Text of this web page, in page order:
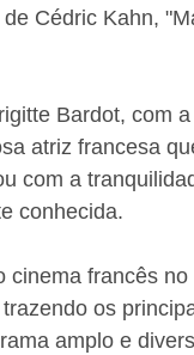
Cédric Kahn,
Bardot, com
atriz francesa
com a
conhecida.
francês
os
amplo e